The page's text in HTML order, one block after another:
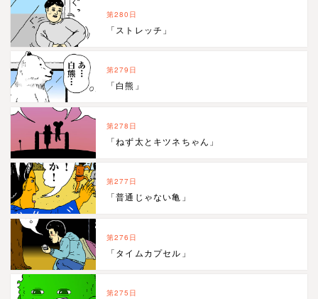
第280日
「ストレッチ」
第279日
「白熊」
第278日
「ねず太とキツネちゃん」
第277日
「普通じゃない亀」
第276日
「タイムカプセル」
第275日